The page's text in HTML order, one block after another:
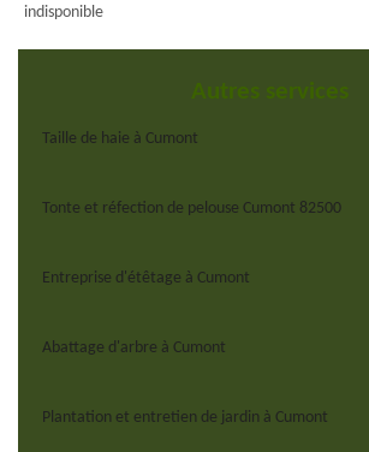
indisponible
Autres services
Taille de haie à Cumont
Tonte et réfection de pelouse Cumont 82500
Entreprise d'étêtage à Cumont
Abattage d'arbre à Cumont
Plantation et entretien de jardin à Cumont